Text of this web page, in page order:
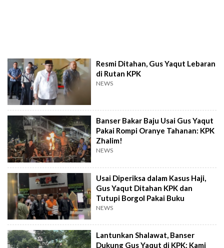
Resmi Ditahan, Gus Yaqut Lebaran
di Rutan KPK
NEWS
Banser Bakar Baju Usai Gus Yaqut
Pakai Rompi Oranye Tahanan: KPK
Zhalim!
NEWS
Usai Diperiksa dalam Kasus Haji,
Gus Yaqut Ditahan KPK dan
Tutupi Borgol Pakai Buku
NEWS
Lantunkan Shalawat, Banser
Dukung Gus Yaqut di KPK: Kami